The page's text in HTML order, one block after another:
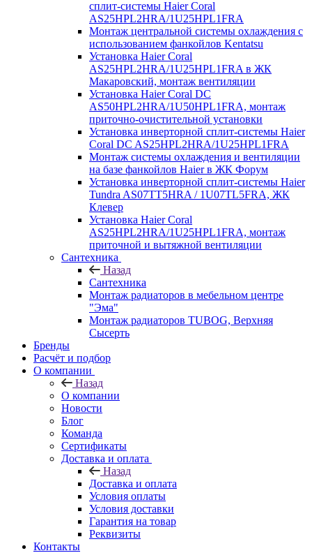
сплит-системы Haier Coral
AS25HPL2HRA/1U25HPL1FRA
Монтаж центральной системы охлаждения с
использованием фанкойлов Kentatsu
Установка Haier Coral
AS25HPL2HRA/1U25HPL1FRA в ЖК
Макаровский, монтаж вентиляции
Установка Haier Coral DC
AS50HPL2HRA/1U50HPL1FRA, монтаж
приточно-очистительной установки
Установка инверторной сплит-системы Haier
Coral DC AS25HPL2HRA/1U25HPL1FRA
Монтаж системы охлаждения и вентиляции
на базе фанкойлов Haier в ЖК Форум
Установка инверторной сплит-системы Haier
Tundra AS07TT5HRA / 1U07TL5FRA, ЖК
Клевер
Установка Haier Coral
AS25HPL2HRA/1U25HPL1FRA, монтаж
приточной и вытяжной вентиляции
Сантехника
Назад
Сантехника
Монтаж радиаторов в мебельном центре
"Эма"
Монтаж радиаторов TUBOG, Верхняя
Сысерть
Бренды
Расчёт и подбор
О компании
Назад
О компании
Новости
Блог
Команда
Сертификаты
Доставка и оплата
Назад
Доставка и оплата
Условия оплаты
Условия доставки
Гарантия на товар
Реквизиты
Контакты